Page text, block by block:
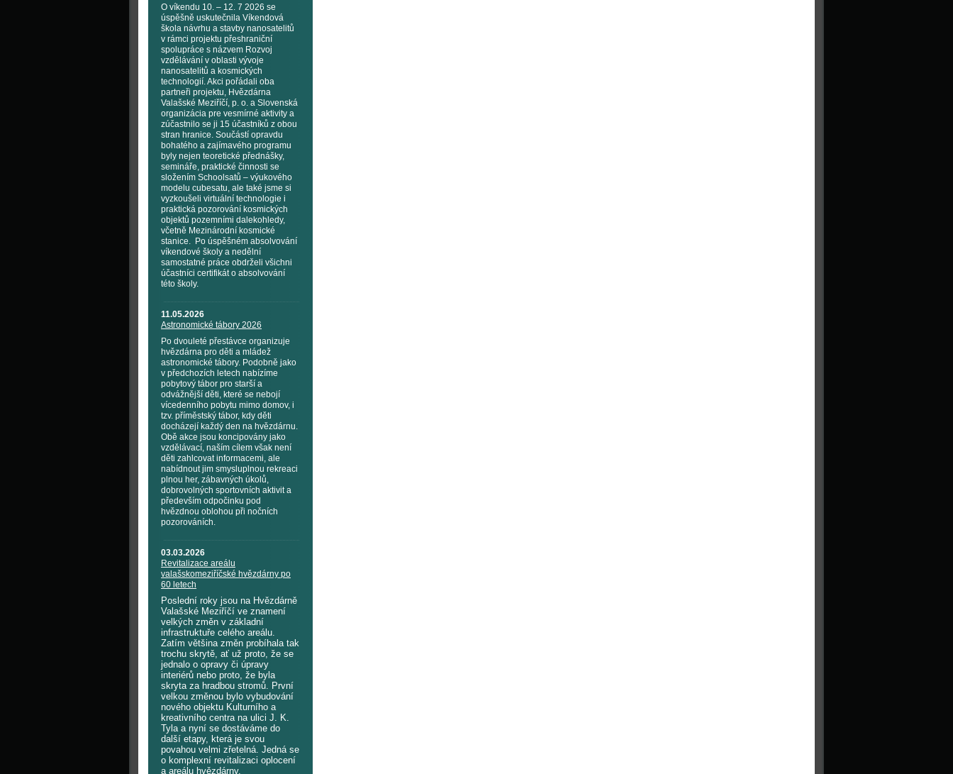
O víkendu 10. – 12. 7 2026 se
úspěšně uskutečnila Víkendová
škola návrhu a stavby nanosatelitů
v rámci projektu přeshraniční
spolupráce s názvem Rozvoj
vzdělávání v oblasti vývoje
nanosatelitů a kosmických
technologií. Akci pořádali oba
partneři projektu, Hvězdárna
Valašské Meziříčí, p. o. a Slovenská
organizácia pre vesmírné aktivity a
zúčastnilo se ji 15 účastníků z obou
stran hranice. Součástí opravdu
bohatého a zajímavého programu
byly nejen teoretické přednášky,
semináře, praktické činnosti se
složením Schoolsatů – výukového
modelu cubesatu, ale také jsme si
vyzkoušeli virtuální technologie i
praktická pozorování kosmických
objektů pozemními dalekohledy,
včetně Mezinárodní kosmické
stanice. Po úspěšném absolvování
víkendové školy a nedělní
samostatné práce obdrželi všichni
účastníci certifikát o absolvování
této školy.
11.05.2026
Astronomické tábory 2026
Po dvouleté přestávce organizuje
hvězdárna pro děti a mládež
astronomické tábory. Podobně jako
v předchozích letech nabízíme
pobytový tábor pro starší a
odvážnější děti, které se nebojí
vícedenního pobytu mimo domov, i
tzv. příměstský tábor, kdy děti
docházejí každý den na hvězdárnu.
Obě akce jsou koncipovány jako
vzdělávací, naším cílem však není
děti zahlcovat informacemi, ale
nabídnout jim smysluplnou rekreaci
plnou her, zábavných úkolů,
dobrovolných sportovních aktivit a
především odpočinku pod
hvězdnou oblohou při nočních
pozorováních.
03.03.2026
Revitalizace areálu
valašskomeziříčské hvězdárny po
60 letech
Poslední roky jsou na Hvězdárně
Valašské Meziříčí ve znamení
velkých změn v základní
infrastruktuře celého areálu.
Zatím většina změn probíhala tak
trochu skrytě, ať už proto, že se
jednalo o opravy či úpravy
interiérů nebo proto, že byla
skryta za hradbou stromů. První
velkou změnou bylo vybudování
nového objektu Kulturního a
kreativního centra na ulici J. K.
Tyla a nyní se dostáváme do
další etapy, která je svou
povahou velmi zřetelná. Jedná se
o komplexní revitalizaci oplocení
a areálu hvězdárny.